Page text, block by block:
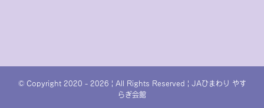
© Copyright 2020 - 2026 | All Rights Reserved | JAひまわり やす
らぎ会館